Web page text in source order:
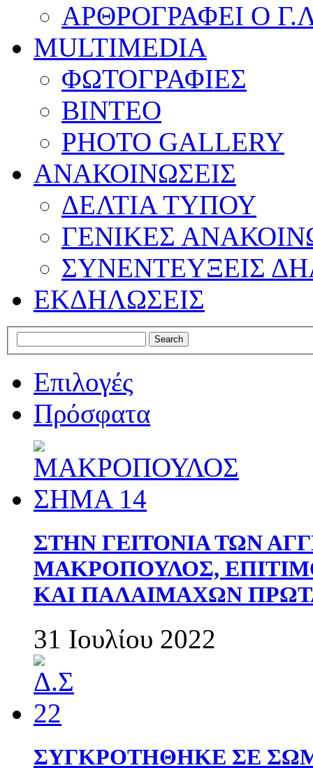
ΑΡΘΡΟΓΡΑΦΕΙ Ο
MULTIMEDIA
ΦΩΤΟΓΡΑΦΙΕΣ
ΒΙΝΤΕΟ
PHOTO GALLERY
ΑΝΑΚΟΙΝΩΣΕΙΣ
ΔΕΛΤΙΑ ΤΥΠΟΥ
ΓΕΝΙΚΕΣ
ΣΥΝΕΝΤΕΥΞΕΙΣ
ΕΚΔΗΛΩΣΕΙΣ
Επιλογές
Πρόσφατα
ΣΤΗΝ ΓΕΙΤΟΝΙΑ ΤΩΝ
ΜΑΚΡΟΠΟΥΛΟΣ,
ΚΑΙ ΠΑΛΑΙΜΑΧΩΝ
31 Ιουλίου 2022
ΣΥΓΚΡΟΤΗΘΗΚΕ ΣΕ